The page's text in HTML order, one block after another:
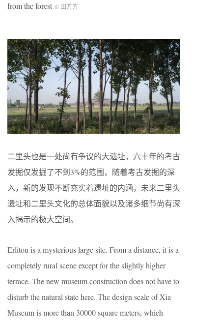
from the forest © 田方方
二里头也是一处尚有争议的大遗址，六十年的考古
发掘仅发掘了不到3%的范围，随着考古发掘的深
入，新的发现不断充实着遗址的内涵，未来二里头
遗址和二里头文化的总体面貌以及诸多细节尚有深
入揭示的极大空间。
Erlitou is a mysterious large site. From a distance, it is a
completely rural scene except for the slightly higher
terrace. The new museum construction does not have to
disturb the natural state here. The design scale of Xia
Museum is more than 30000 square meters, which